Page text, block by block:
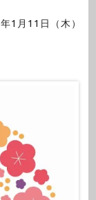
1月11日（木）